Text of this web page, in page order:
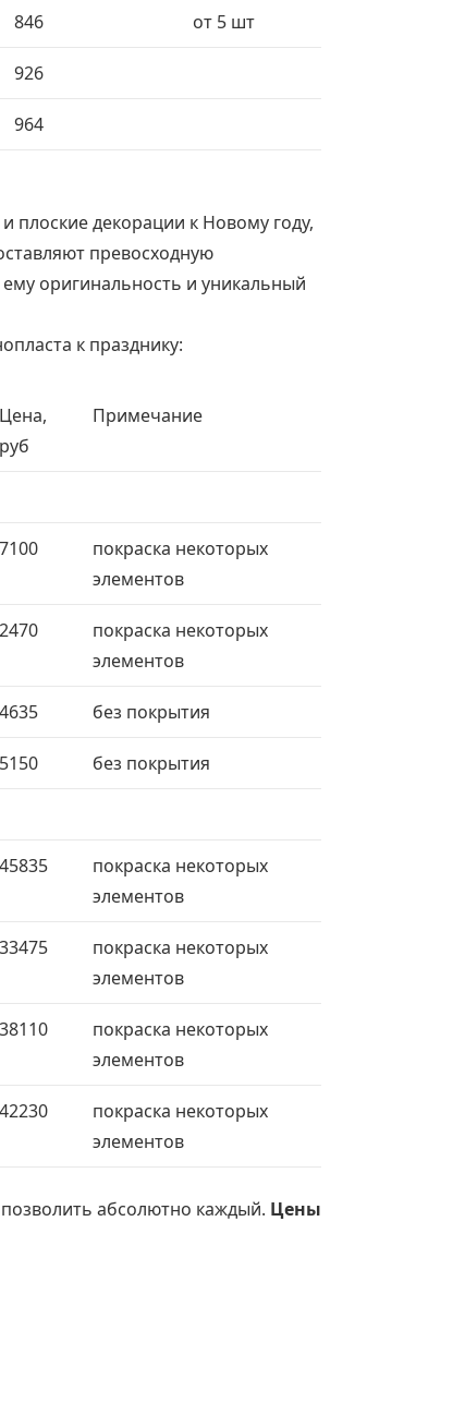
846 от 5 шт
926
964
декорации к Новому году,
превосходную
оригинальность и уникальный
к празднику:
Цена,
руб
Примечание
7100
покраска некоторых
элементов
2470
покраска некоторых
элементов
4635 без покрытия
5150 без покрытия
45835
покраска некоторых
элементов
33475
покраска некоторых
элементов
38110
покраска некоторых
элементов
42230
покраска некоторых
элементов
абсолютно каждый. Цены